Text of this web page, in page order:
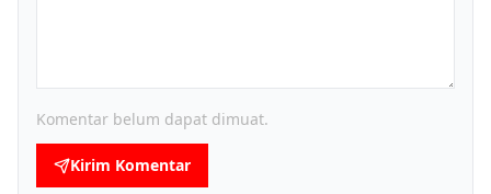
Komentar belum dapat dimuat.
Kirim Komentar